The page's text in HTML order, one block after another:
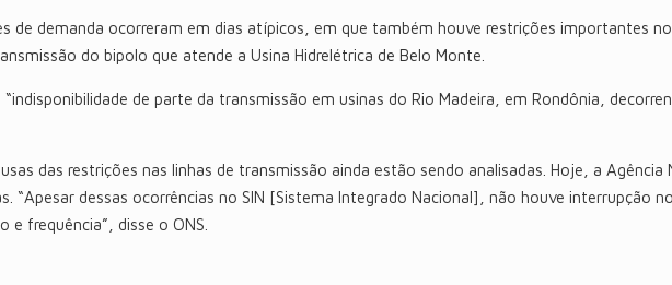
de demanda ocorreram em dias atípicos, em que também houve restrições importantes
do bipolo que atende a Usina Hidrelétrica de Belo Monte.
de parte da transmissão em usinas do Rio Madeira, em Rondônia,
das restrições nas linhas de transmissão ainda estão sendo analisadas. Hoje, a
“Apesar dessas ocorrências no SIN [Sistema Integrado Nacional], não houve interrupção
e frequência”, disse o ONS.